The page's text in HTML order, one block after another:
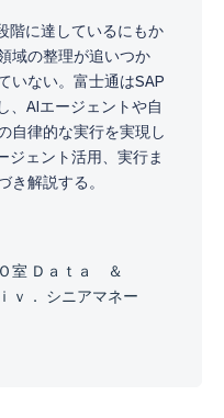
階に達しているにもか
域の整理が追いつか
いない。富士通はSAP
、AIエージェントや自
自律的な実行を実現し
ジェント活用、実行ま
き解説する。
Ｏ室 Ｄａｔａ ＆
ｖ． シニアマネー